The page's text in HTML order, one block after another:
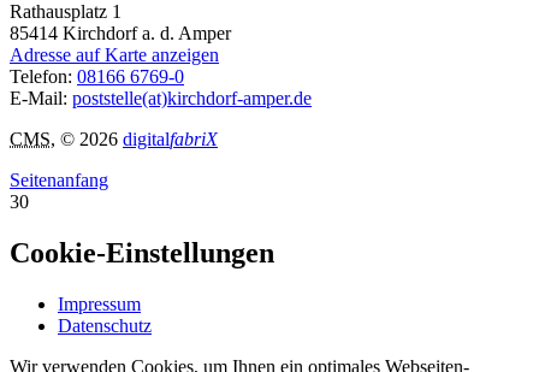
Rathausplatz 1
85414 Kirchdorf a. d. Amper
Adresse auf Karte anzeigen
Telefon: 08166 6769-0
E-Mail: poststelle(at)kirchdorf-amper.de
CMS, © 2026 digitalfabriX
Seitenanfang
30
Cookie-Einstellungen
Impressum
Datenschutz
Wir verwenden Cookies, um Ihnen ein optimales Webseiten-